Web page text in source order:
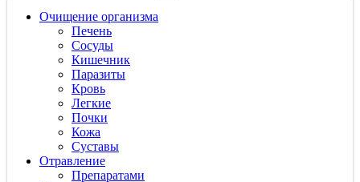
Очищение организма
Печень
Сосуды
Кишечник
Паразиты
Кровь
Легкие
Почки
Кожа
Суставы
Отравление
Препаратами